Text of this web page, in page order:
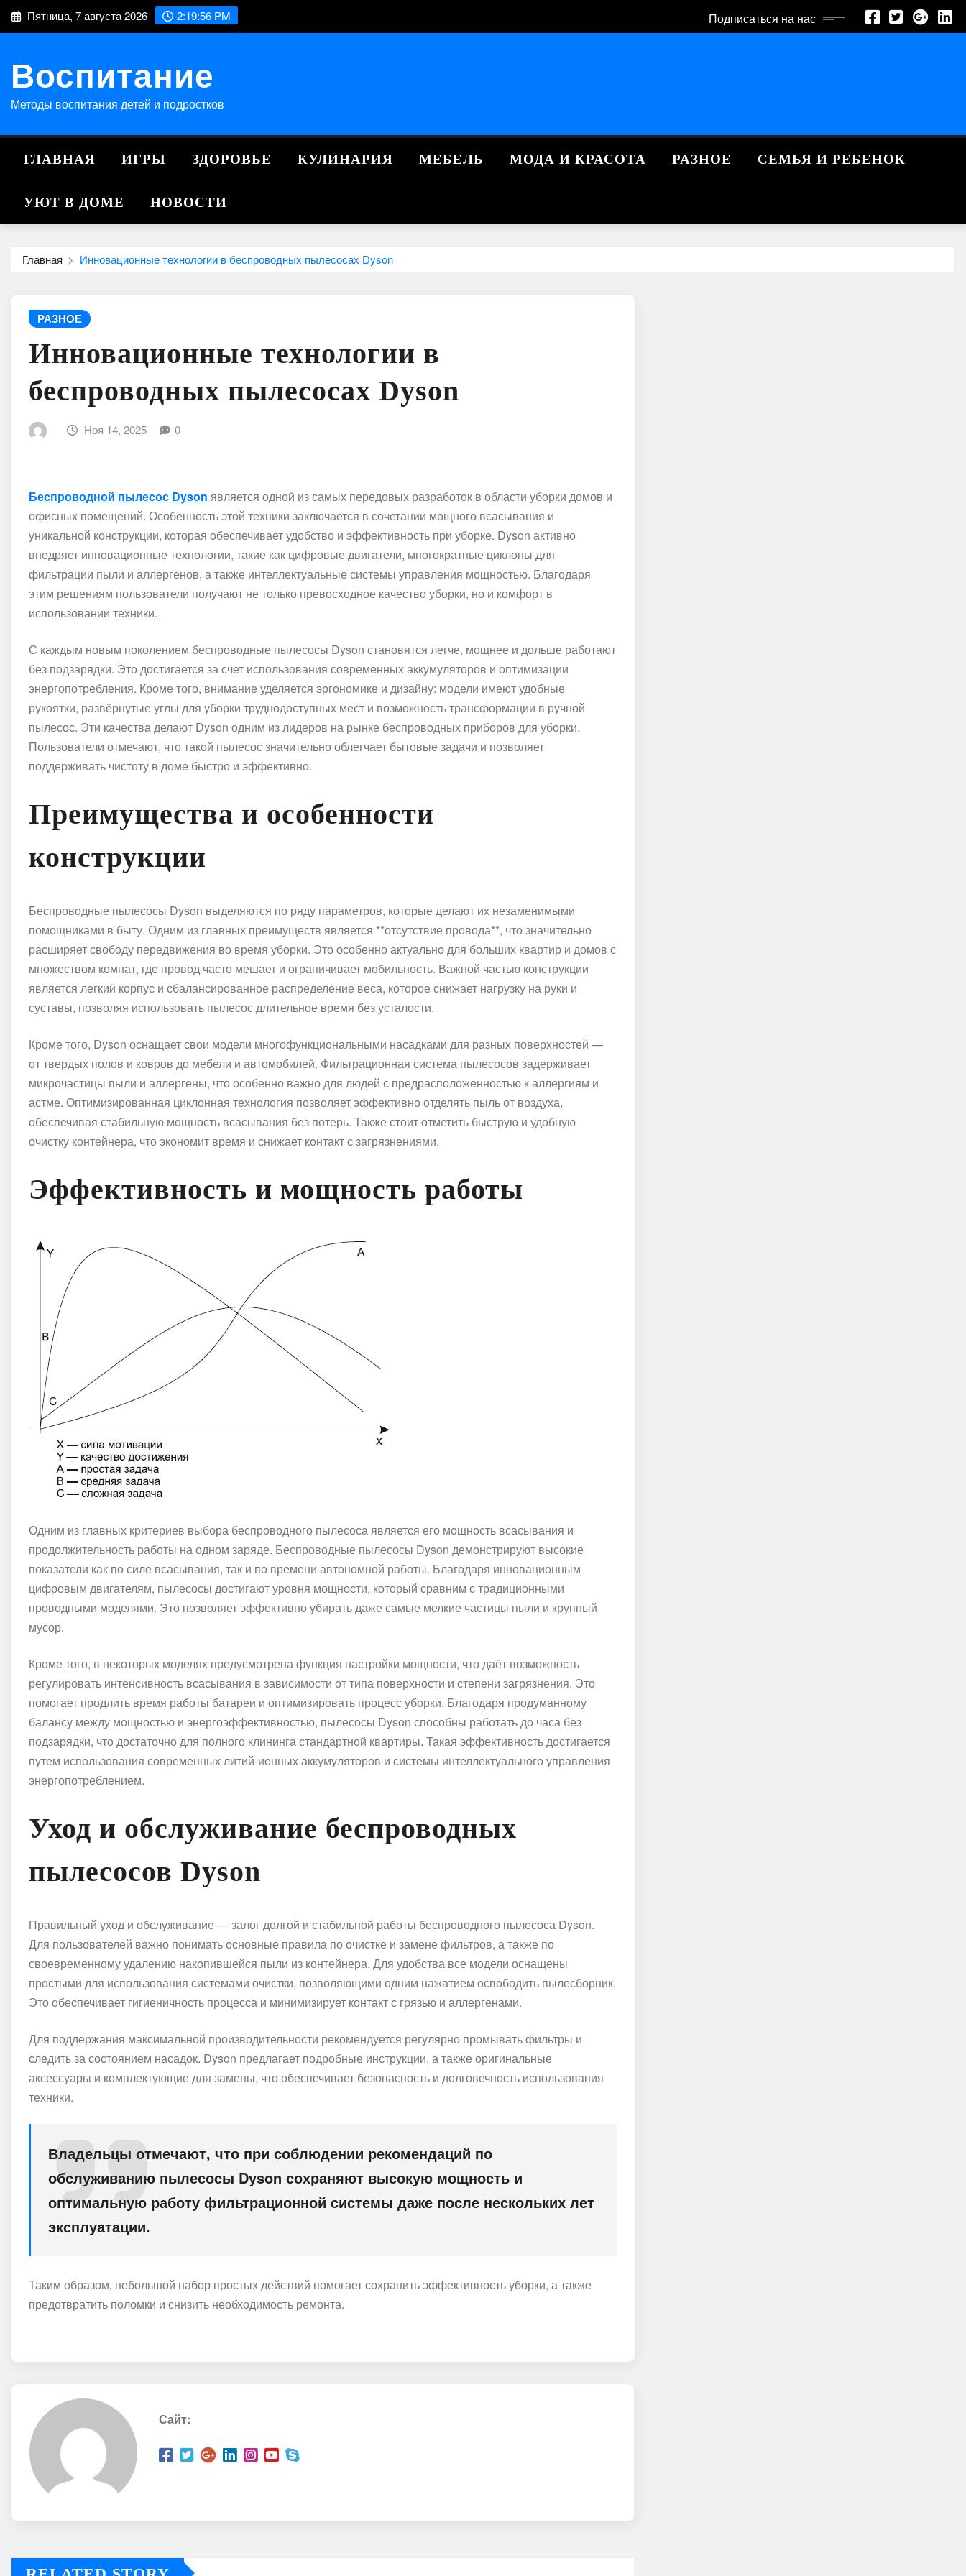
ПерейтиПятница, 7 августа 2026 2:19:57 PM Подписаться на нас
Воспитание
Методы воспитания детей и подростков
ГЛАВНАЯ ИГРЫ ЗДОРОВЬЕ КУЛИНАРИЯ МЕБЕЛЬ МОДА И КРАСОТА РАЗНОЕ СЕМЬЯ И РЕБЕНОК
УЮТ В ДОМЕ НОВОСТИ
Главная Инновационные технологии в беспроводных пылесосах Dyson
РАЗНОЕ
Инновационные технологии в
беспроводных пылесосах Dyson
Ноя 14, 2025 0
Беспроводной пылесос Dyson является одной из самых передовых разработок в области уборки домов и
офисных помещений. Особенность этой техники заключается в сочетании мощного всасывания и
уникальной конструкции, которая обеспечивает удобство и эффективность при уборке. Dyson активно
внедряет инновационные технологии, такие как цифровые двигатели, многократные циклоны для
фильтрации пыли и аллергенов, а также интеллектуальные системы управления мощностью. Благодаря
этим решениям пользователи получают не только превосходное качество уборки, но и комфорт в
использовании техники.
С каждым новым поколением беспроводные пылесосы Dyson становятся легче, мощнее и дольше работают
без подзарядки. Это достигается за счет использования современных аккумуляторов и оптимизации
энергопотребления. Кроме того, внимание уделяется эргономике и дизайну: модели имеют удобные
рукоятки, развёрнутые углы для уборки труднодоступных мест и возможность трансформации в ручной
пылесос. Эти качества делают Dyson одним из лидеров на рынке беспроводных приборов для уборки.
Пользователи отмечают, что такой пылесос значительно облегчает бытовые задачи и позволяет
поддерживать чистоту в доме быстро и эффективно.
Преимущества и особенности
конструкции
Беспроводные пылесосы Dyson выделяются по ряду параметров, которые делают их незаменимыми
помощниками в быту. Одним из главных преимуществ является **отсутствие провода**, что значительно
расширяет свободу передвижения во время уборки. Это особенно актуально для больших квартир и домов с
множеством комнат, где провод часто мешает и ограничивает мобильность. Важной частью конструкции
является легкий корпус и сбалансированное распределение веса, которое снижает нагрузку на руки и
суставы, позволяя использовать пылесос длительное время без усталости.
Кроме того, Dyson оснащает свои модели многофункциональными насадками для разных поверхностей —
от твердых полов и ковров до мебели и автомобилей. Фильтрационная система пылесосов задерживает
микрочастицы пыли и аллергены, что особенно важно для людей с предрасположенностью к аллергиям и
астме. Оптимизированная циклонная технология позволяет эффективно отделять пыль от воздуха,
обеспечивая стабильную мощность всасывания без потерь. Также стоит отметить быструю и удобную
очистку контейнера, что экономит время и снижает контакт с загрязнениями.
Эффективность и мощность работы
Одним из главных критериев выбора беспроводного пылесоса является его мощность всасывания и
продолжительность работы на одном заряде. Беспроводные пылесосы Dyson демонстрируют высокие
показатели как по силе всасывания, так и по времени автономной работы. Благодаря инновационным
цифровым двигателям, пылесосы достигают уровня мощности, который сравним с традиционными
проводными моделями. Это позволяет эффективно убирать даже самые мелкие частицы пыли и крупный
мусор.
Кроме того, в некоторых моделях предусмотрена функция настройки мощности, что даёт возможность
регулировать интенсивность всасывания в зависимости от типа поверхности и степени загрязнения. Это
помогает продлить время работы батареи и оптимизировать процесс уборки. Благодаря продуманному
балансу между мощностью и энергоэффективностью, пылесосы Dyson способны работать до часа без
подзарядки, что достаточно для полного клининга стандартной квартиры. Такая эффективность достигается
путем использования современных литий-ионных аккумуляторов и системы интеллектуального управления
энергопотреблением.
Уход и обслуживание беспроводных
пылесосов Dyson
Правильный уход и обслуживание — залог долгой и стабильной работы беспроводного пылесоса Dyson.
Для пользователей важно понимать основные правила по очистке и замене фильтров, а также по
своевременному удалению накопившейся пыли из контейнера. Для удобства все модели оснащены
простыми для использования системами очистки, позволяющими одним нажатием освободить пылесборник.
Это обеспечивает гигиеничность процесса и минимизирует контакт с грязью и аллергенами.
Для поддержания максимальной производительности рекомендуется регулярно промывать фильтры и
следить за состоянием насадок. Dyson предлагает подробные инструкции, а также оригинальные
аксессуары и комплектующие для замены, что обеспечивает безопасность и долговечность использования
техники.
Владельцы отмечают, что при соблюдении рекомендаций по
обслуживанию пылесосы Dyson сохраняют высокую мощность и
оптимальную работу фильтрационной системы даже после нескольких лет
эксплуатации.
Таким образом, небольшой набор простых действий помогает сохранить эффективность уборки, а также
предотвратить поломки и снизить необходимость ремонта.
Сайт: